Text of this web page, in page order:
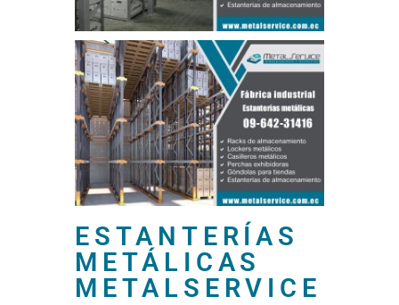
ESTANTERÍAS
METÁLICAS
METALSERVICE